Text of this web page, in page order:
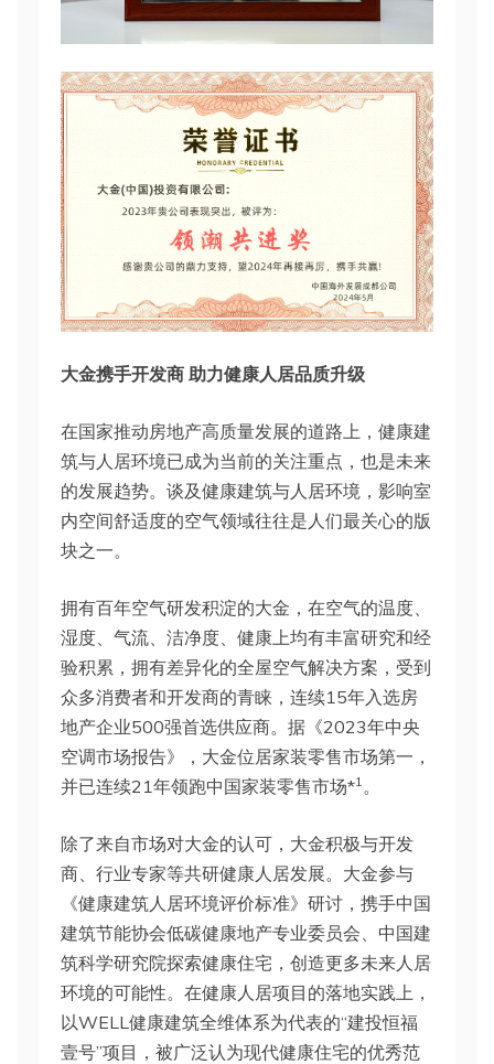
大金携手开发商 助力健康人居品质升级
在国家推动房地产高质量发展的道路上，健康建
筑与人居环境已成为当前的关注重点，也是未来
的发展趋势。谈及健康建筑与人居环境，影响室
内空间舒适度的空气领域往往是人们最关心的版
块之一。
拥有百年空气研发积淀的大金，在空气的温度、
湿度、气流、洁净度、健康上均有丰富研究和经
验积累，拥有差异化的全屋空气解决方案，受到
众多消费者和开发商的青睐，连续15年入选房
地产企业500强首选供应商。据《2023年中央
空调市场报告》，大金位居家装零售市场第一，
并已连续21年领跑中国家装零售市场*1。
除了来自市场对大金的认可，大金积极与开发
商、行业专家等共研健康人居发展。大金参与
《健康建筑人居环境评价标准》研讨，携手中国
建筑节能协会低碳健康地产专业委员会、中国建
筑科学研究院探索健康住宅，创造更多未来人居
环境的可能性。在健康人居项目的落地实践上，
以WELL健康建筑全维体系为代表的“建投恒福
壹号”项目，被广泛认为现代健康住宅的优秀范